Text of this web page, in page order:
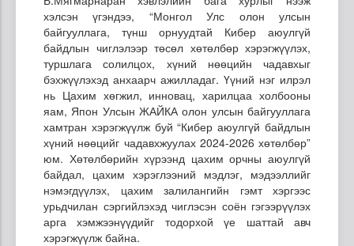
хэлсэн үгэндээ, “Монгол Улс олон улсын
байгууллага, түнш орнуудтай Кибер аюулгүй
байдлын чиглэлээр төсөл хөтөлбөр хэрэгжүүлэх,
туршлага солилцох, хүний нөөцийн чадавхыг
бэхжүүлэхэд анхаарч ажилладаг. Үүний нэг илрэл
нь Цахим хөгжил, инновац, харилцаа холбооны
яам, Япон Улсын ЖАЙКА олон улсын байгууллага
хамтран хэрэгжүүлж буй “Кибер аюулгүй байдлын
хүний нөөцийг чадавхжуулах 2024-2026 хөтөлбөр”
юм. Хөтөлбөрийн хүрээнд цахим орчны аюулгүй
байдал, цахим хэрэглээний мэдлэг, мэдээллийг
нэмэгдүүлэх, цахим залилангийн гэмт хэргээс
урьдчилан сэргийлэхэд чиглэсэн соён гэгээрүүлэх
арга хэмжээнүүдийг тодорхой үе шаттай авч
хэрэгжүүлж байна.